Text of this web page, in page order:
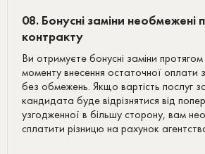
08. Бонусні заміни необмежені
контракту
Ви отримуєте бонусні заміни протягом
моменту внесення остаточної оплати
без обмежень. Якщо вартість послуг
кандидата буде відрізнятися від
узгодженної в більшу сторону, вам
сплатити різницю на рахунок